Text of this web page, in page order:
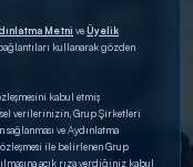
Metni veÜyelik
kullanarak gözden
kabul etmiş
verilerinizin, Grup Şirketleri
sağlanması ve Aydınlatma
ile belirlenen Grup
açık rıza verdiğiniz kabul